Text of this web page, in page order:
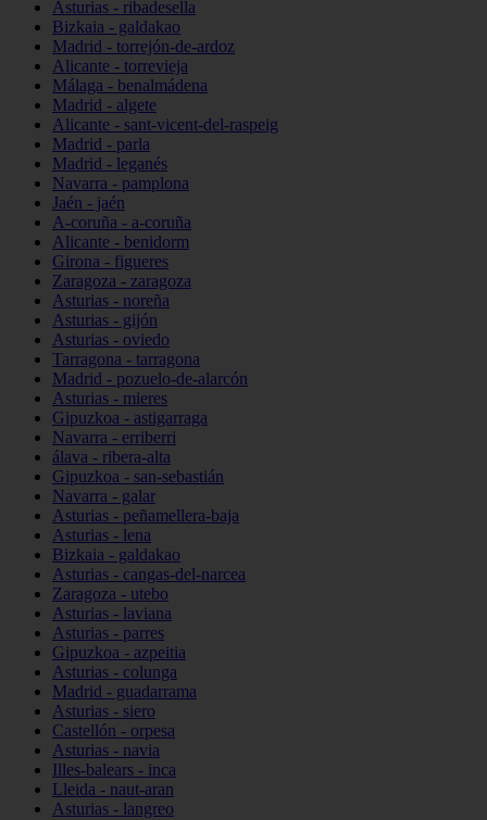
Asturias - ribadesella
Bizkaia - galdakao
Madrid - torrejón-de-ardoz
Alicante - torrevieja
Málaga - benalmádena
Madrid - algete
Alicante - sant-vicent-del-raspeig
Madrid - parla
Madrid - leganés
Navarra - pamplona
Jaén - jaén
A-coruña - a-coruña
Alicante - benidorm
Girona - figueres
Zaragoza - zaragoza
Asturias - noreña
Asturias - gijón
Asturias - oviedo
Tarragona - tarragona
Madrid - pozuelo-de-alarcón
Asturias - mieres
Gipuzkoa - astigarraga
Navarra - erriberri
álava - ribera-alta
Gipuzkoa - san-sebastián
Navarra - galar
Asturias - peñamellera-baja
Asturias - lena
Bizkaia - galdakao
Asturias - cangas-del-narcea
Zaragoza - utebo
Asturias - laviana
Asturias - parres
Gipuzkoa - azpeitia
Asturias - colunga
Madrid - guadarrama
Asturias - siero
Castellón - orpesa
Asturias - navia
Illes-balears - inca
Lleida - naut-aran
Asturias - langreo